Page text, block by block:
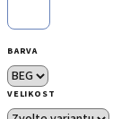
BARVA
VELIKOST